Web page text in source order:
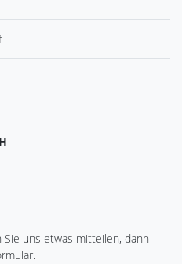
uns etwas mitteilen, dann